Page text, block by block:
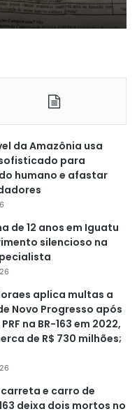
da Amazônia usa
para
humano e afastar
de 12 anos em Iguatu
silencioso na
aplica multas a
Novo Progresso após
na BR-163 em 2022,
de R$ 730 milhões;
e carro de
deixa dois mortos no